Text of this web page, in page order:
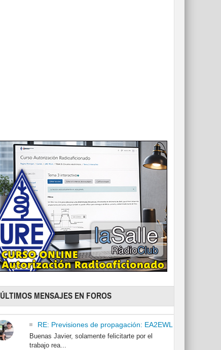
ÚLTIMOS MENSAJES EN FOROS
RE: Previsiones de propagación: EA2EWL
Buenas Javier, solamente felicitarte por el
trabajo rea...